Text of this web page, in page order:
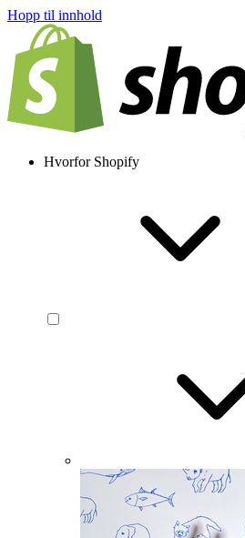
Hopp til innhold
Hvorfor Shopify